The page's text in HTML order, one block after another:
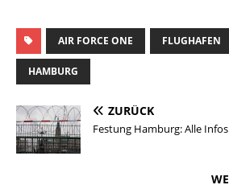
AIR FORCE ONE FLUGHAFEN
HAMBURG
ZURÜCK
Festung Hamburg: Alle